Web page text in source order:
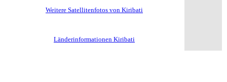
Weitere Satellitenfotos von Kiribati
Länderinformationen Kiribati